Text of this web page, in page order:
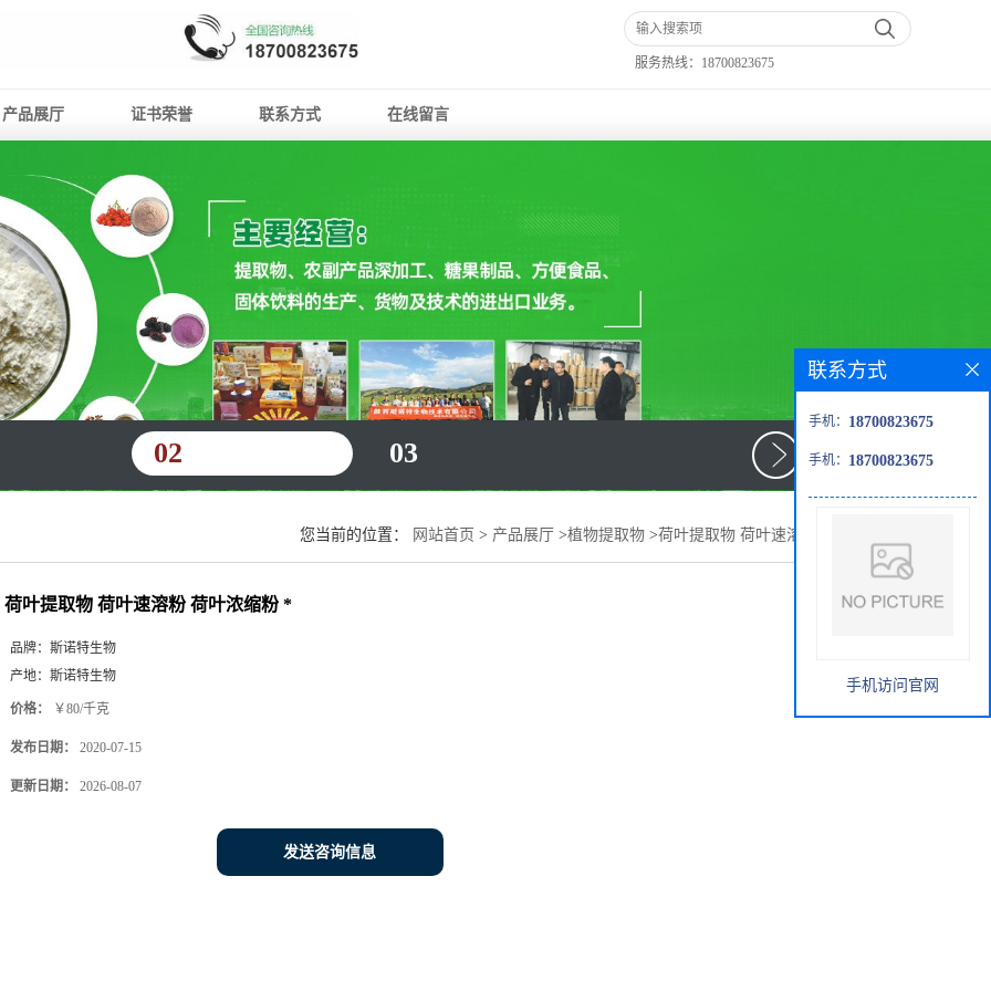
服务热线： 18700823675
产品展厅 证书荣誉 联系方式 在线留言
02 03
您当前的位置： 网站首页 > 产品展厅 >植物提取物 >荷叶提取物 荷叶速溶粉 荷叶浓缩粉 *
荷叶提取物 荷叶速溶粉 荷叶浓缩粉 *
品牌： 斯诺特生物
产地： 斯诺特生物
价格： ￥80/千克
发布日期： 2020-07-15
更新日期： 2026-08-07
发送咨询信息
联系方式
手机： 18700823675
手机： 18700823675
手机访问官网